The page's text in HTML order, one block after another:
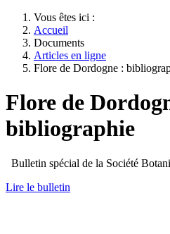
Vous êtes ici :
Accueil
Documents
Articles en ligne
Flore de Dordogne :
Flore de
bibliographie
Bulletin spécial de la Société
Lire le bulletin